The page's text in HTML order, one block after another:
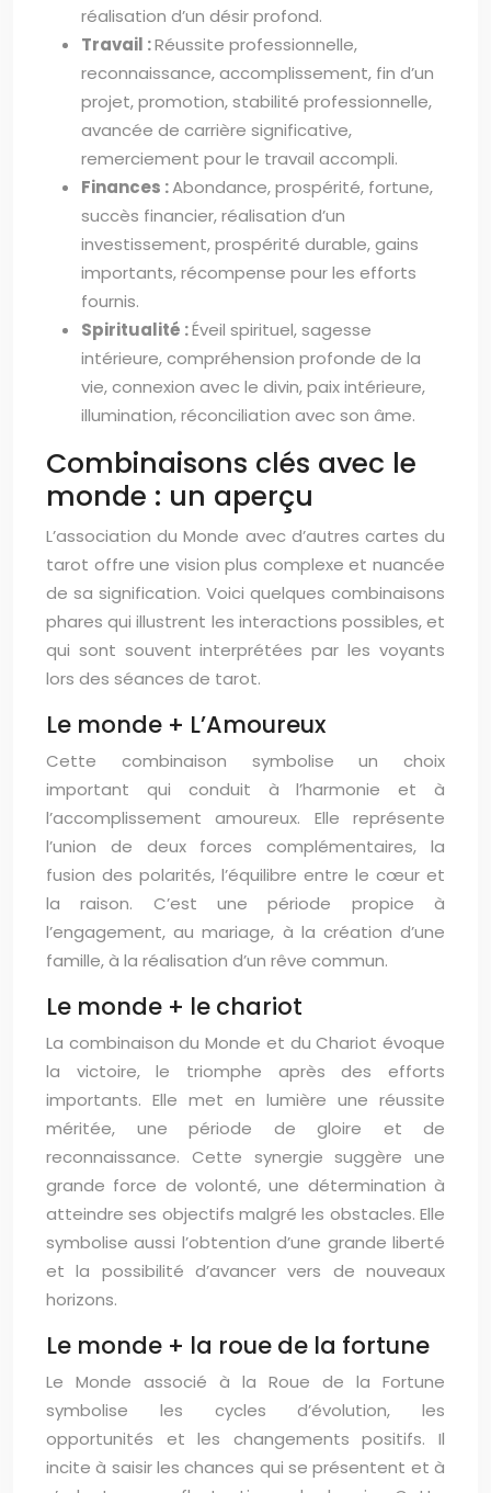
réalisation d’un désir profond.
Travail :Réussite professionnelle,
reconnaissance, accomplissement, fin d’un
projet, promotion, stabilité professionnelle,
avancée de carrière significative,
remerciement pour le travail accompli.
Finances :Abondance, prospérité, fortune,
succès financier, réalisation d’un
investissement, prospérité durable, gains
importants, récompense pour les efforts
fournis.
Spiritualité :Éveil spirituel, sagesse
intérieure, compréhension profonde de la
vie, connexion avec le divin, paix intérieure,
illumination, réconciliation avec son âme.
Combinaisons clés avec le
monde : un aperçu
L’association du Monde avec d’autres cartes du
tarot offre une vision plus complexe et nuancée
de sa signification. Voici quelques combinaisons
phares qui illustrent les interactions possibles, et
qui sont souvent interprétées par les voyants
lors des séances de tarot.
Le monde + L’Amoureux
Cette combinaison symbolise un choix
important qui conduit à l’harmonie et à
l’accomplissement amoureux. Elle représente
l’union de deux forces complémentaires, la
fusion des polarités, l’équilibre entre le cœur et
la raison. C’est une période propice à
l’engagement, au mariage, à la création d’une
famille, à la réalisation d’un rêve commun.
Le monde + le chariot
La combinaison du Monde et du Chariot évoque
la victoire, le triomphe après des efforts
importants. Elle met en lumière une réussite
méritée, une période de gloire et de
reconnaissance. Cette synergie suggère une
grande force de volonté, une détermination à
atteindre ses objectifs malgré les obstacles. Elle
symbolise aussi l’obtention d’une grande liberté
et la possibilité d’avancer vers de nouveaux
horizons.
Le monde + la roue de la fortune
Le Monde associé à la Roue de la Fortune
symbolise les cycles d’évolution, les
opportunités et les changements positifs. Il
incite à saisir les chances qui se présentent et à